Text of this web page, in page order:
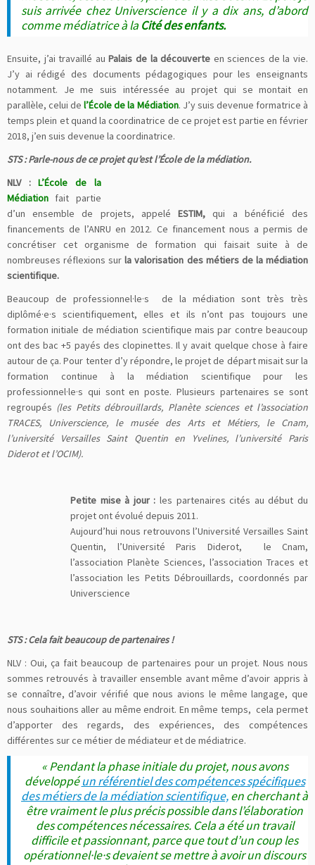
suis arrivée chez Universcience il y a dix ans, d’abord
comme médiatrice à la Cité des enfants.
Ensuite, j’ai travaillé auPalais de la découverte en sciences de la vie.
J’y ai rédigé des documents pédagogiques pour les enseignants
notamment. Je me suis intéressée au projet qui se montait en
parallèle, celui del’École de la Médiation. J’y suis devenue formatrice à
temps plein et quand la coordinatrice de ce projet est partie en février
2018, j’en suis devenue la coordinatrice.
STS : Parle-nous de ce projet qu’est l’École de la médiation.
NLV :L’École de la
Médiation fait partie
d’un ensemble de projets, appeléESTIM, qui a bénéficié des
financements de l’ANRU en 2012. Ce financement nous a permis de
concrétiser cet organisme de formation qui faisait suite à de
nombreuses réflexions sur la valorisation des métiers de la médiation
scientifique.
Beaucoup de professionnel·le·s de la médiation sont très très
diplômé·e·s scientifiquement, elles et ils n’ont pas toujours une
formation initiale de médiation scientifique mais par contre beaucoup
ont des bac +5 payés des clopinettes. Il y avait quelque chose à faire
autour de ça. Pour tenter d’y répondre, le projet de départ misait sur la
formation continue à la médiation scientifique pour les
professionnel·le·s qui sont en poste. Plusieurs partenaires se sont
regroupés (les Petits débrouillards, Planète sciences et l’association
TRACES, Universcience, le musée des Arts et Métiers, le Cnam,
l’université Versailles Saint Quentin en Yvelines, l’université Paris
Diderot et l’OCIM).
Petite mise à jour : les partenaires cités au début du
projet ont évolué depuis 2011.
Aujourd’hui nous retrouvons l’Université Versailles Saint
Quentin, l’Université Paris Diderot, le Cnam,
l’association Planète Sciences, l’association Traces et
l’association les Petits Débrouillards, coordonnés par
Universcience
STS : Cela fait beaucoup de partenaires !
NLV : Oui, ça fait beaucoup de partenaires pour un projet. Nous nous
sommes retrouvés à travailler ensemble avant même d’avoir appris à
se connaître, d’avoir vérifié que nous avions le même langage, que
nous souhaitions aller au même endroit. En même temps, cela permet
d’apporter des regards, des expériences, des compétences
différentes sur ce métier de médiateur et de médiatrice.
« Pendant la phase initiale du projet, nous avons
développéun référentiel des compétences spécifiques
des métiers de la médiation scientifique,en cherchant à
être vraiment le plus précis possible dans l’élaboration
des compétences nécessaires. Cela a été un travail
difficile et passionnant, parce que tout d’un coup les
opérationnel·le·s devaient se mettre à avoir un discours